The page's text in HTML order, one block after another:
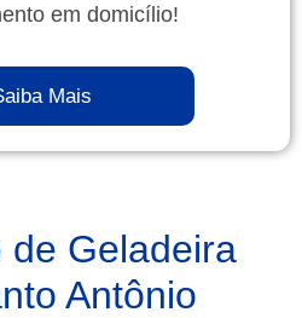
em domicílio!
Mais
de Geladeira
Antônio